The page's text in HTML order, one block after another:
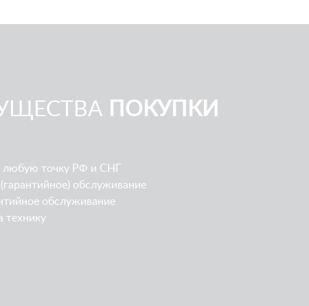
ПОКУПКИ
любую точку РФ и СНГ
обслуживание
обслуживание
технику